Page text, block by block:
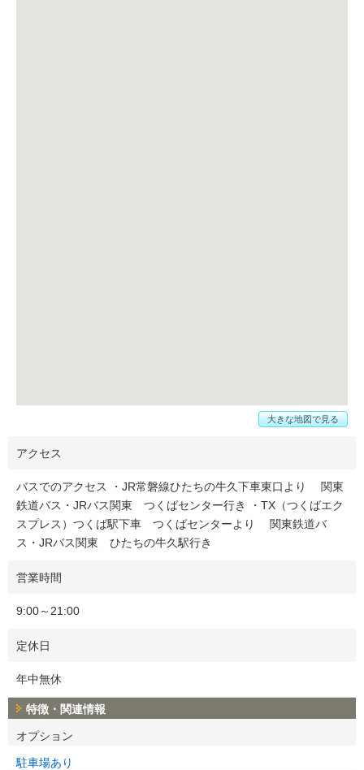
大きな地図で見る
アクセス
バスでのアクセス ・JR常磐線ひたちの牛久下車東口より 関東
鉄道バス・JRバス関東 つくばセンター行き ・TX（つくばエク
スプレス）つくば駅下車 つくばセンターより 関東鉄道バ
ス・JRバス関東 ひたちの牛久駅行き
営業時間
9:00～21:00
定休日
年中無休
特徴・関連情報
オプション
駐車場あり